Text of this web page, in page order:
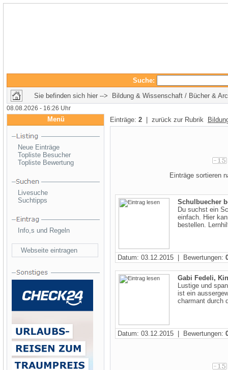
Suche:
Sie befinden sich hier --> Bildung & Wissenschaft / Bücher &
08.08.2026 - 16:26 Uhr
Menü
Neue Einträge
Topliste Besucher
Topliste Bewertung
Livesuche
Suchtipps
Info,s und Regeln
Webseite eintragen
Einträge: 2 | zurück zur Rubrik
Einträge sortieren
Schulbuecher
Du suchst ein
einfach. Hier
bestellen.
Datum: 03.12.2015 | Bewertungen:
Gabi Fedeli,
Lustige und
ist ein
charmant durch
Datum: 03.12.2015 | Bewertungen: